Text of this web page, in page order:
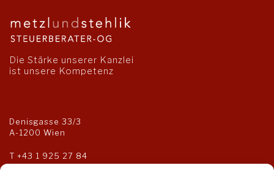
Die Stärke unserer Kanzlei
ist unsere Kompetenz
Denisgasse 33/3
A-1200 Wien
T +43 1 925 27 84
F +43 1 925 27 85